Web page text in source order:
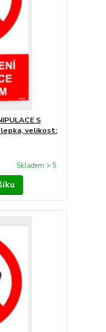
S
velikost:
Skladem > 5